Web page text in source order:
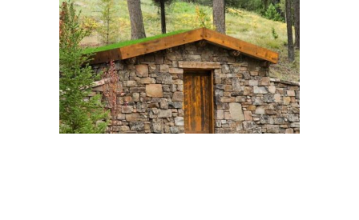
Дешевый погреб Погреб из пенопласта
Погреба в условиях Погреб для хранения